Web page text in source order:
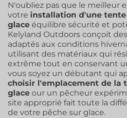
N'oubliez pas que le meilleur
votre installation d'une
glace équilibre sécurité et
Kelyland Outdoors conçoit
adaptés aux conditions
utilisant des matériaux qui
extrême tout en conservant
vous soyez un débutant qui
choisir l'emplacement de la
glace our un pêcheur
site approprié fait toute la
de votre pêche sur glace.